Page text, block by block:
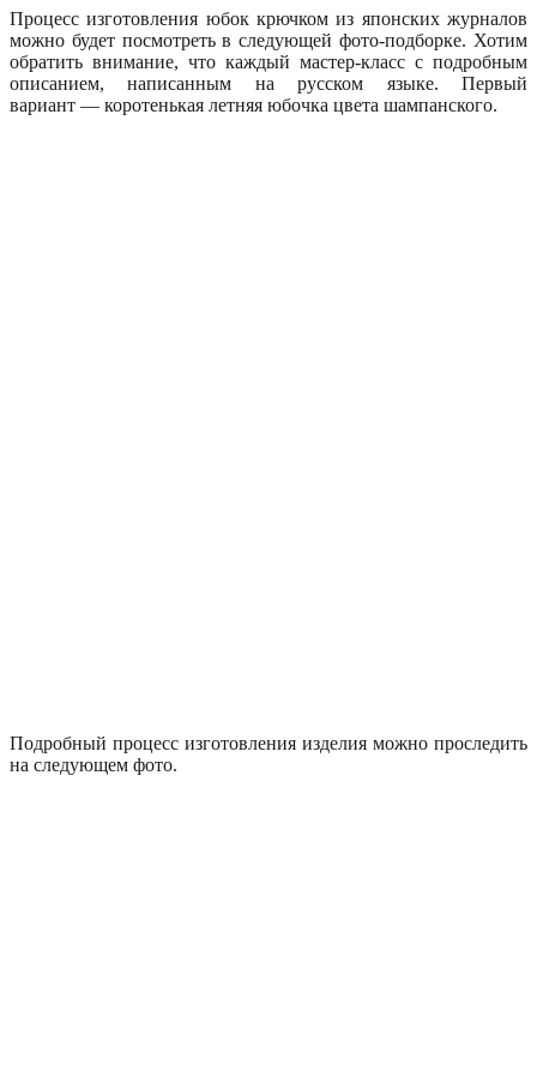
Процесс изготовления юбок крючком из японских журналов
можно будет посмотреть в следующей фото-подборке. Хотим
обратить внимание, что каждый мастер-класс с подробным
описанием, написанным на русском языке. Первый
вариант — коротенькая летняя юбочка цвета шампанского.
Подробный процесс изготовления изделия можно проследить
на следующем фото.